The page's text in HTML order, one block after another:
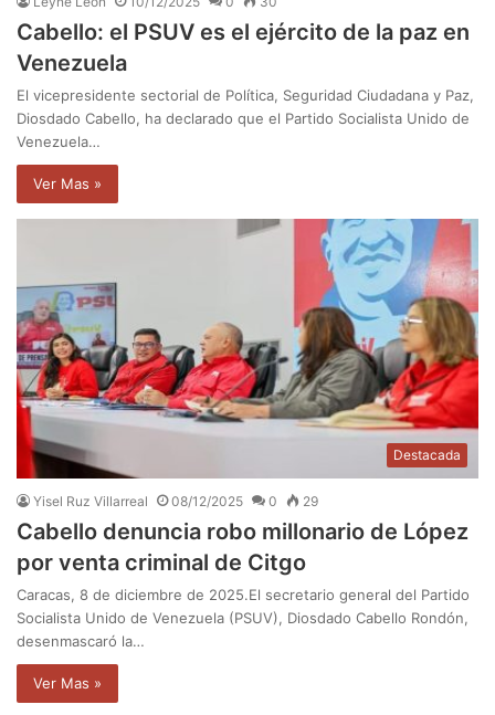
Cabello: el PSUV es el ejército de la paz en
Venezuela
El vicepresidente sectorial de Política, Seguridad Ciudadana y Paz,
Diosdado Cabello, ha declarado que el Partido Socialista Unido de
Venezuela…
Ver Mas »
Destacada
Yisel Ruz Villarreal 08/12/2025 0 29
Cabello denuncia robo millonario de López
por venta criminal de Citgo
Caracas, 8 de diciembre de 2025.El secretario general del Partido
Socialista Unido de Venezuela (PSUV), Diosdado Cabello Rondón,
desenmascaró la…
Ver Mas »